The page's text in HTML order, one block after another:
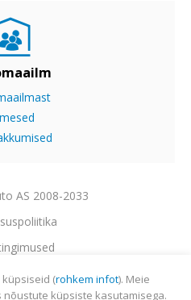
AS 2008-2033
(rohkem infot). Meie
küpsiste kasutamisega.